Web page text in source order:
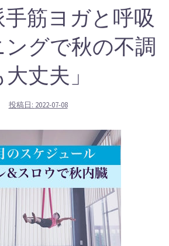
手筋ヨガと呼吸
ングで秋の不調
大丈夫」
投稿日: 2022-07-08